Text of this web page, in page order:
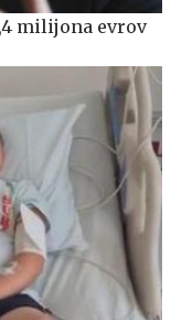
milijona evrov